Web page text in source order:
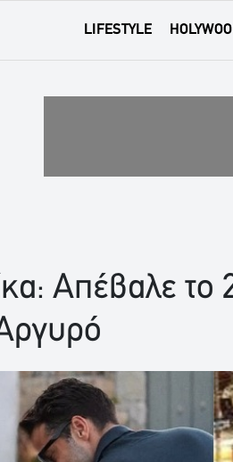
LIFESTYLE
Απέβαλε το